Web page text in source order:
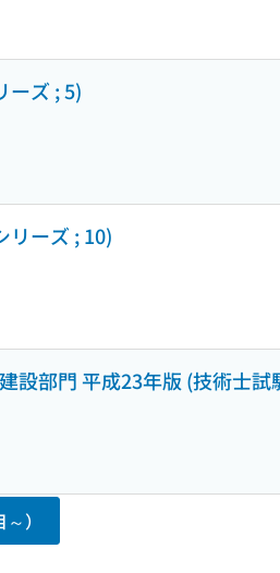
ーズ ; 5)
リーズ ; 10)
設部門 平成23年版 (技術士試
）